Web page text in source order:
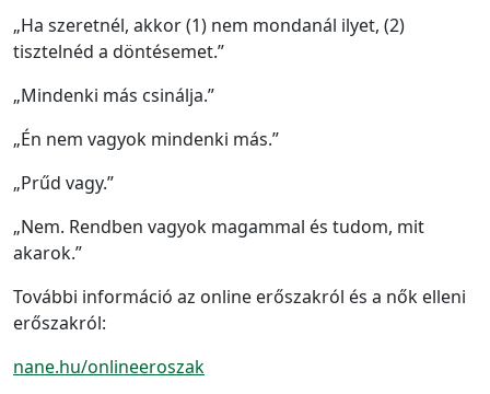
„Ha szeretnél, akkor (1) nem mondanál ilyet, (2)
tisztelnéd a döntésemet.”
„Mindenki más csinálja.”
„Én nem vagyok mindenki más.”
„Prűd vagy.”
„Nem. Rendben vagyok magammal és tudom, mit
akarok.”
További információ az online erőszakról és a nők elleni
erőszakról:
nane.hu/onlineeroszak